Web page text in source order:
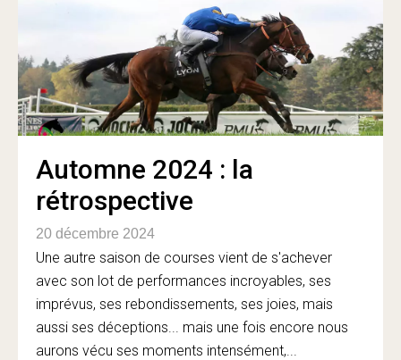
Automne 2024 : la
rétrospective
20 décembre 2024
Une autre saison de courses vient de s'achever
avec son lot de performances incroyables, ses
imprévus, ses rebondissements, ses joies, mais
aussi ses déceptions... mais une fois encore nous
aurons vécu ses moments intensément,...